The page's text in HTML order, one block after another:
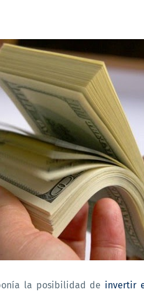
la posibilidad de invertir